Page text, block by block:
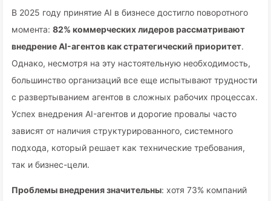
В 2025 году принятие AI в бизнесе достигло поворотного
момента: 82% коммерческих лидеров рассматривают
внедрение AI-агентов как стратегический приоритет.
Однако, несмотря на эту настоятельную необходимость,
большинство организаций все еще испытывают трудности
с развертыванием агентов в сложных рабочих процессах.
Успех внедрения AI-агентов и дорогие провалы часто
зависят от наличия структурированного, системного
подхода, который решает как технические требования,
так и бизнес-цели.
Проблемы внедрения значительны: хотя 73% компаний